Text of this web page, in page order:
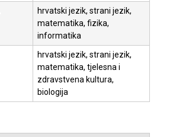
hrvatski jezik, strani jezik,
matematika, fizika,
informatika
hrvatski jezik, strani jezik,
matematika, tjelesna i
zdravstvena kultura,
biologija